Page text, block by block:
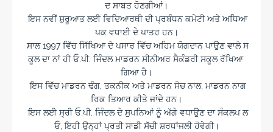
ਦ ਸਾਬਤ ਹੋਣਗੀਆਂ।
ਇਸ ਨਵੀਂ ਸ਼ੁਰੂਆਤ ਲਈ ਵਿਦਿਆਰਥੀ ਦੀ ਪ੍ਰਬੰਧਨ ਕਮੇਟੀ ਅਤੇ ਅਧਿਆ
ਪਕ ਵਧਾਈ ਦੇ ਪਾਤਰ ਹਨ।
ਸਾਲ 1997 ਵਿੱਚ ਸਿੱਖਿਆ ਦੇ ਪਸਾਰ ਵਿੱਚ ਅਹਿਮ ਯੋਗਦਾਨ ਪਾਉਣ ਵਾਲੇ ਸ
ਕੂਲ ਦਾ ਨਾਂ ਹੀ ਓ.ਪੀ. ਜਿੰਦਲ ਮਾਡਰਨ ਸੀਨੀਅਰ ਸੈਕੰਡਰੀ ਸਕੂਲ ਰੱਖਿਆ
ਗਿਆ ਹੈ।
ਇਸ ਵਿੱਚ ਮਾਡਰਨ ਢੰਗ, ਤਕਨੀਕ ਅਤੇ ਮਾਡਰਨ ਸੋਚ ਨਾਲ, ਮਾਡਰਨ ਨਾਗ
ਰਿਕ ਤਿਆਰ ਕੀਤੇ ਜਾਂਦੇ ਹਨ।
ਇਸ ਲਈ ਸ੍ਰੀ ਓ.ਪੀ. ਜਿੰਦਲ ਦੇ ਸੁਪਨਿਆਂ ਨੂੰ ਅੱਗੇ ਵਧਾਉਣ ਦਾ ਸੰਕਲਪ ਲ
ਓ, ਇਹੀ ਉਨ੍ਹਾਂ ਪ੍ਰਤੀ ਸਾਡੀ ਸੱਚੀ ਸ਼ਰਧਾਂਜਲੀ ਹੋਵੇਗੀ।